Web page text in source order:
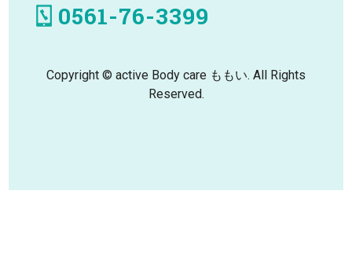
0561-76-3399
Copyright © active Body care ももい. All Rights
Reserved.